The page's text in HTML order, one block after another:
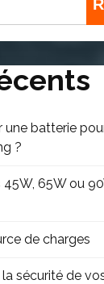
une batterie
?
65W ou
de charges
sécurité de